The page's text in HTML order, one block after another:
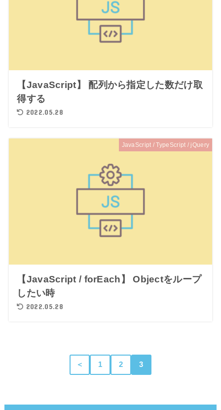
【JavaScript】 配列から指定した数だけ取
得する
2022.05.28
JavaScript / TypeScript / jQuery
【JavaScript / forEach】 Objectをループ
したい時
2022.05.28
＜ 1 2 3